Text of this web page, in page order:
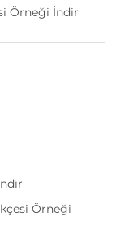
Örneği İndir
Örneği